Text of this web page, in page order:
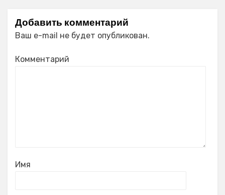
Добавить комментарий
Ваш e-mail не будет опубликован.
Комментарий
Имя